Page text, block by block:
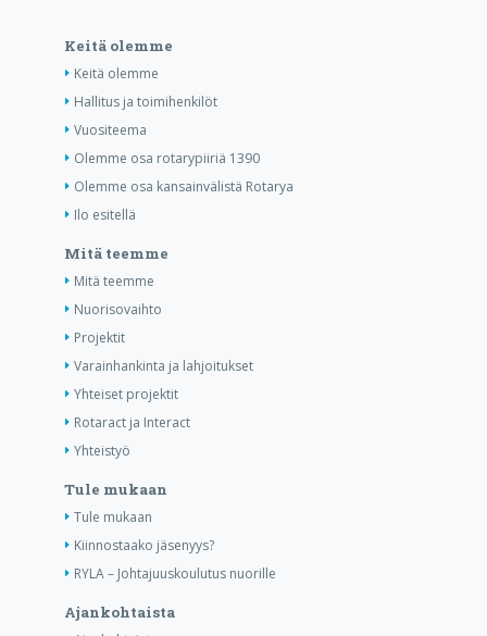
Keitä olemme
Keitä olemme
Hallitus ja toimihenkilöt
Vuositeema
Olemme osa rotarypiiriä 1390
Olemme osa kansainvälistä Rotarya
Ilo esitellä
Mitä teemme
Mitä teemme
Nuorisovaihto
Projektit
Varainhankinta ja lahjoitukset
Yhteiset projektit
Rotaract ja Interact
Yhteistyö
Tule mukaan
Tule mukaan
Kiinnostaako jäsenyys?
RYLA – Johtajuuskoulutus nuorille
Ajankohtaista